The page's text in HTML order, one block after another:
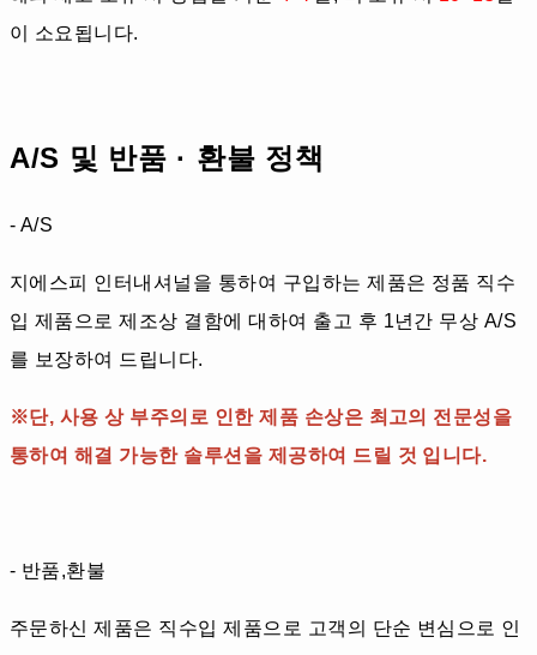
이 소요됩니다.
A/S 및 반품 · 환불 정책
- A/S
지에스피 인터내셔널을 통하여 구입하는 제품은 정품 직수
입 제품으로 제조상 결함에 대하여 출고 후 1년간 무상 A/S
를 보장하여 드립니다.
※단, 사용 상 부주의로 인한 제품 손상은 최고의 전문성을
통하여 해결 가능한 솔루션을 제공하여 드릴 것 입니다.
- 반품,환불
주문하신 제품은 직수입 제품으로 고객의 단순 변심으로 인